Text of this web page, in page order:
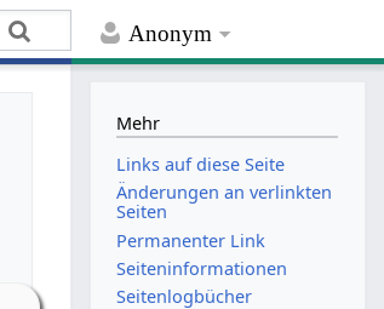
Anonym
Mehr
Links auf diese Seite
Änderungen an verlinkten
Seiten
Permanenter Link
Seiten­­informationen
Seitenlogbücher